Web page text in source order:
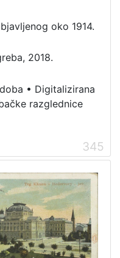
oko 1914.
2018.
• Digitalizirana
razglednice
345